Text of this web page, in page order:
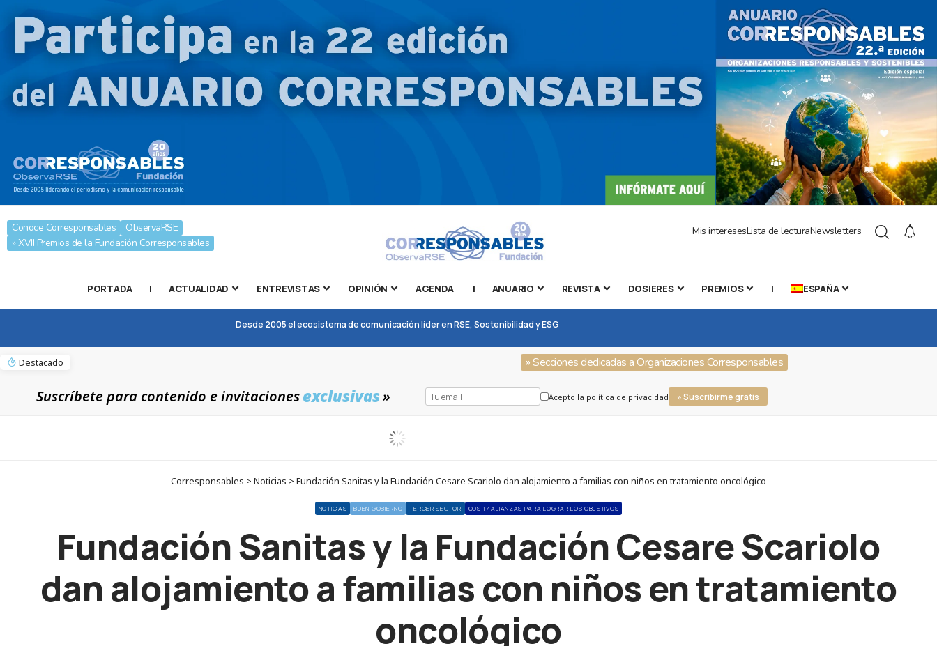
Conoce Corresponsables
ObservaRSE
» XVII Premios de la Fundación Corresponsables
Mis interesesLista de lecturaNewsletters
PORTADA | ACTUALIDAD ENTREVISTAS OPINIÓN AGENDA | ANUARIO REVISTA DOSIERES PREMIOS | ESPAÑA
Desde 2005 el ecosistema de comunicación líder en RSE, Sostenibilidad y ESG
Destacado » Secciones dedicadas a Organizaciones Corresponsables
Suscríbete para contenido e invitacionesexclusivas» Acepto la política de privacidad » Suscribirme gratis
Corresponsables > Noticias > Fundación Sanitas y la Fundación Cesare Scariolo dan alojamiento a familias con niños en tratamiento oncológico
NOTICIAS BUEN GOBIERNO TERCER SECTOR ODS 17 ALIANZAS PARA LOGRAR LOS OBJETIVOS
Fundación Sanitas y la Fundación Cesare Scariolo
dan alojamiento a familias con niños en tratamiento
oncológico